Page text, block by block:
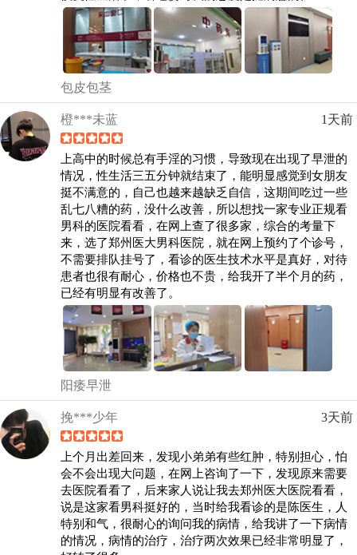
包皮包茎
橙***未蓝 1天前
上高中的时候总有手淫的习惯，导致现在出现了早泄的
情况，性生活三五分钟就结束了，能明显感觉到女朋友
挺不满意的，自己也越来越缺乏自信，这期间吃过一些
乱七八糟的药，没什么改善，所以想找一家专业正规看
男科的医院看看，在网上查了很多家，综合的考量下
来，选了郑州医大男科医院，就在网上预约了个诊号，
不需要排队挂号了，看诊的医生技术水平是真好，对待
患者也很有耐心，价格也不贵，给我开了半个月的药，
已经有明显有改善了。
阳痿早泄
挽***少年 3天前
上个月出差回来，发现小弟弟有些红肿，特别担心，怕
会不会出现大问题，在网上咨询了一下，发现原来需要
去医院看看了，后来家人说让我去郑州医大医院看看，
说是这家看男科挺好的，当时给我看诊的是陈医生，人
特别和气，很耐心的询问我的病情，给我讲了一下病情
的情况，病情的治疗，治疗两次效果已经非常明显了，